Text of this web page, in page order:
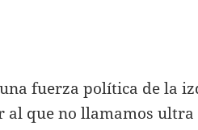
fuerza política de la
al que no llamamos ultra